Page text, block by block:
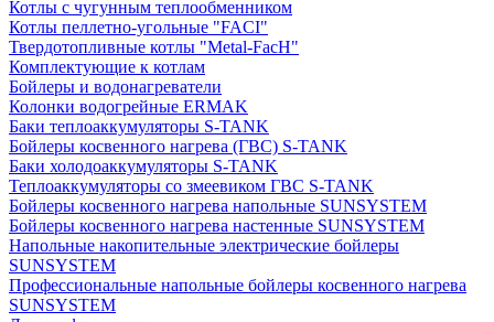
Котлы с чугунным теплообменником
Котлы пеллетно-угольные "FACI"
Твердотопливные котлы "Metal-FacH"
Комплектующие к котлам
Бойлеры и водонагреватели
Колонки водогрейные ERMAK
Баки теплоаккумуляторы S-TANK
Бойлеры косвенного нагрева (ГВС) S-TANK
Баки холодоаккумуляторы S-TANK
Теплоаккумуляторы со змеевиком ГВС S-TANK
Бойлеры косвенного нагрева напольные SUNSYSTEM
Бойлеры косвенного нагрева настенные SUNSYSTEM
Напольные накопительные электрические бойлеры
SUNSYSTEM
Профессиональные напольные бойлеры косвенного нагрева
SUNSYSTEM